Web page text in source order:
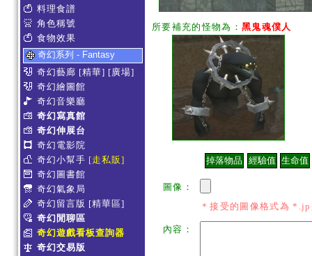
料理食譜
角色稱號
食物效果
奇幻系列 - Fantasy
奇幻藝廊 [精華] [廣場]
奇幻繪圖館
奇幻音樂廳
奇幻寫真館
奇幻伸展台
奇幻電影院
奇幻小幫手 [走私販]
奇幻圖書館
奇幻氣象局
奇幻留言版 [精華區]
奇幻閒聊區
奇幻遊戲看板查詢器
奇幻交易版
所要補充的怪物為： 黑鬼魂僕人
圖像：
＊接受的圖像格式為
內容：